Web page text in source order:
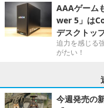
AAAゲーム
wer 5」は
デスクトッ
迫力を感じる
がたい！
今週発売の